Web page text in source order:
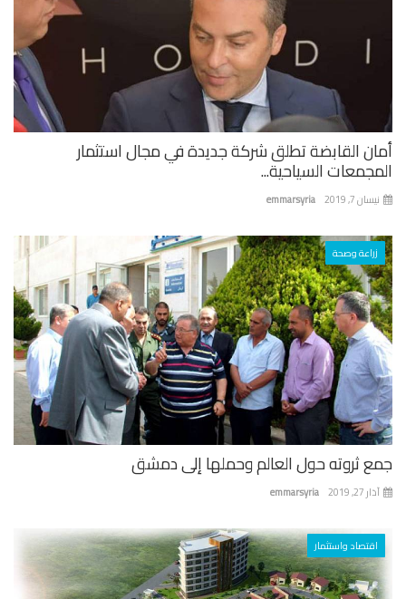
القابضة تطلق شركة جديدة في مجال استثمار
السياحية...
emmarsyria 7, 2019
زراعة وصحة
ثروته حول العالم وحملها إلى دمشق
emmarsyria 27, 2019
اقتصاد واستثمار